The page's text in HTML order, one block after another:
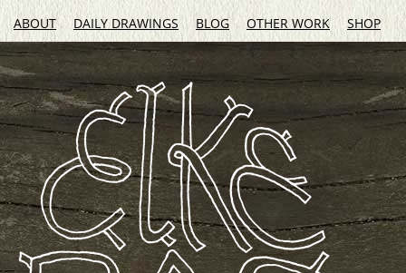
ABOUT DAILY DRAWINGS BLOG OTHER WORK SHOP